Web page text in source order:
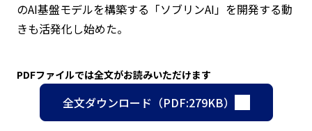
のAI基盤モデルを構築する「ソブリンAI」を開発する動
きも活発化し始めた。
PDFファイルでは全文がお読みいただけます
全文ダウンロード（PDF:279KB）